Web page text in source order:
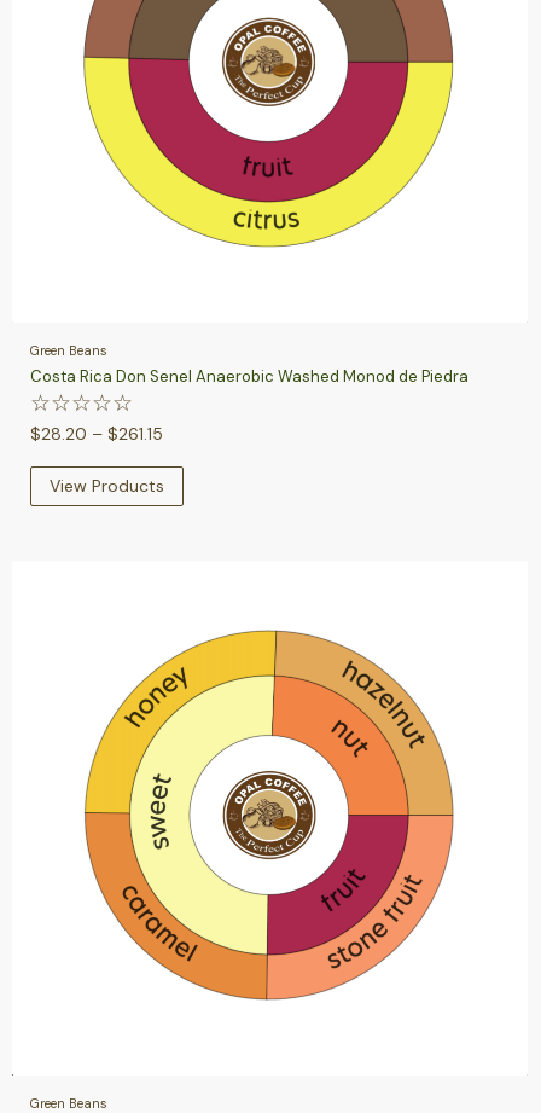
Green Beans
Costa Rica Don Senel Anaerobic Washed Monod de Piedra
☆☆☆☆☆
$28.20 – $261.15
View Products
Green Beans